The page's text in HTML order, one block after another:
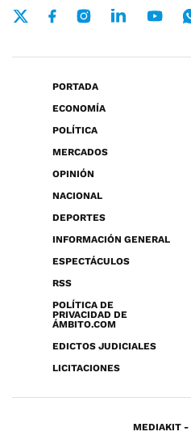
PORTADA
ECONOMÍA
POLÍTICA
MERCADOS
OPINIÓN
NACIONAL
DEPORTES
INFORMACIÓN GENERAL
ESPECTÁCULOS
RSS
POLÍTICA DE
PRIVACIDAD DE
ÁMBITO.COM
EDICTOS JUDICIALES
LICITACIONES
MEDIAKIT